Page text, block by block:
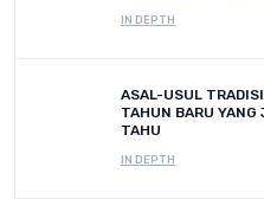
IN DEPTH
ASAL-USUL
TAHUN BARU YANG
TAHU
IN DEPTH